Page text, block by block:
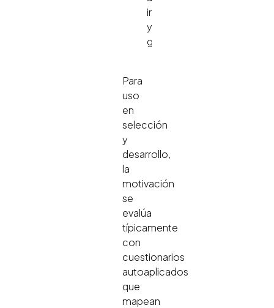
influir
y
guiar).
Para
uso
en
selección
y
desarrollo,
la
motivación
se
evalúa
típicamente
con
cuestionarios
autoaplicados
que
mapean